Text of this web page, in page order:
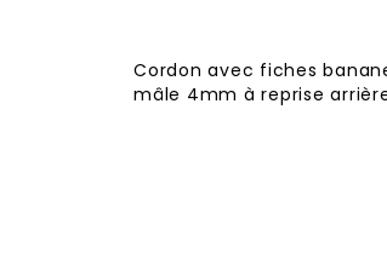
Cordon avec fiches
mâle 4mm à reprise